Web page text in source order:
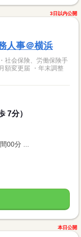
3日以内公開
人事＠横浜
額変更届 ・年末調整
7分）
00分 ...
本日公開